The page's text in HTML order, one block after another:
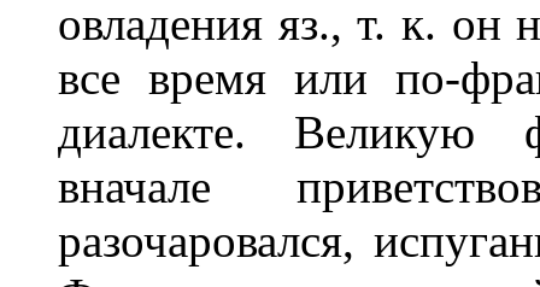
овладения яз., т. к. он
все время или по-
диалекте. Великую
вначале
разочаровался,